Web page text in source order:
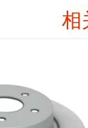
相